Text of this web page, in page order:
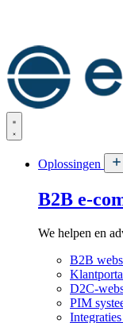
Oplossingen
B2B e-
We helpen en
B2B
D2C-
PIM